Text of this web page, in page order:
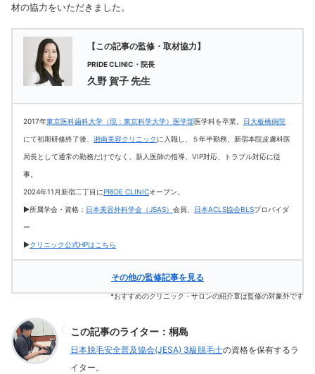
材の協力をいただきました。
【この記事の監修・取材協力】
PRIDE CLINIC・院長
久野 賀子 先生
2017年東京医科歯科大学（現：東京科学大学）医学部医学科を卒業。 日大板橋病院
にて初期研修終了後、 湘南美容クリニック に入職し、５年半勤務。新宿本院皮膚科医
局長として通常の勤務だけでなく、新人医師の指導、VIP対応、トラブル対応に従
事。
2024年11月新宿二丁目にPRIDE CLINICオープン。
▶所属学会・資格： 日本美容外科学会（JSAS） 会員、 日本ACLS協会BLSプロバイダ
ー
▶クリニック公式HPはこちら
その他の監修記事を見る
*おすすめのクリニック・サロンの紹介章は監修の対象外です
この記事のライター：桐島
日本脱毛安全普及協会(JESA) 3級脱毛士の資格を保有するラ
イター。